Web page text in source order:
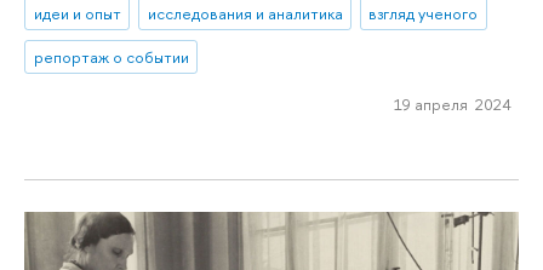
идеи и опыт
исследования и аналитика
взгляд ученого
репортаж о событии
19 апреля 2024